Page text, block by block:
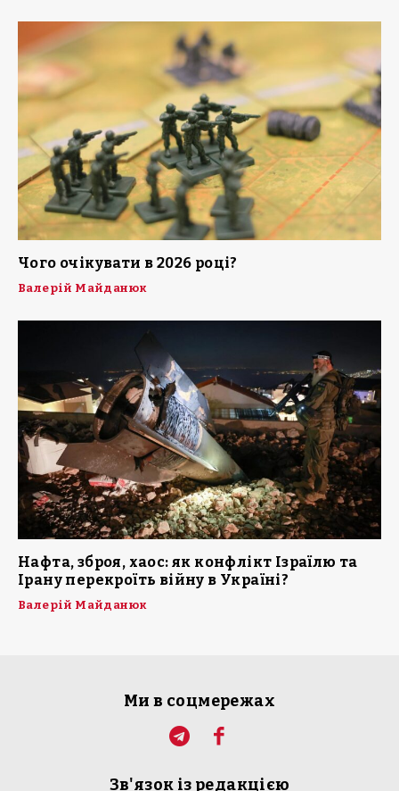
Чого очікувати в 2026 році?
Валерій Майданюк
Нафта, зброя, хаос: як конфлікт Ізраїлю та
Ірану перекроїть війну в Україні?
Валерій Майданюк
Ми в соцмережах
Зв'язок із редакцією